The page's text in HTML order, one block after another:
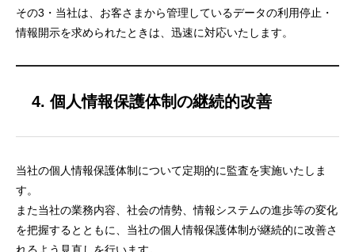
その3・当社は、お客さまから管理しているデータの利用停止・
情報開示を求められたときは、迅速に対応いたします。
4. 個人情報保護体制の継続的改善
当社の個人情報保護体制について定期的に監査を実施いたしま
す。
また当社の業務内容、社会の情勢、情報システムの進歩等の変化
を把握するとともに、当社の個人情報保護体制が継続的に改善さ